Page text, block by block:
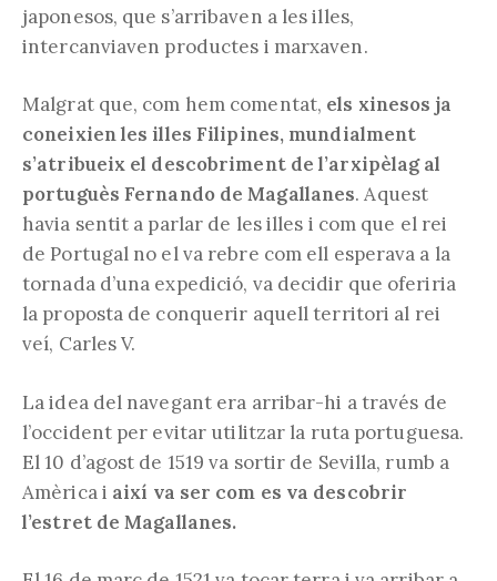
japonesos, que s’arribaven a les illes,
intercanviaven productes i marxaven.
Malgrat que, com hem comentat, els xinesos ja
coneixien les illes Filipines, mundialment
s’atribueix el descobriment de l’arxipèlag al
portuguès Fernando de Magallanes. Aquest
havia sentit a parlar de les illes i com que el rei
de Portugal no el va rebre com ell esperava a la
tornada d’una expedició, va decidir que oferiria
la proposta de conquerir aquell territori al rei
veí, Carles V.
La idea del navegant era arribar-hi a través de
l’occident per evitar utilitzar la ruta portuguesa.
El 10 d’agost de 1519 va sortir de Sevilla, rumb a
Amèrica i així va ser com es va descobrir
l’estret de Magallanes.